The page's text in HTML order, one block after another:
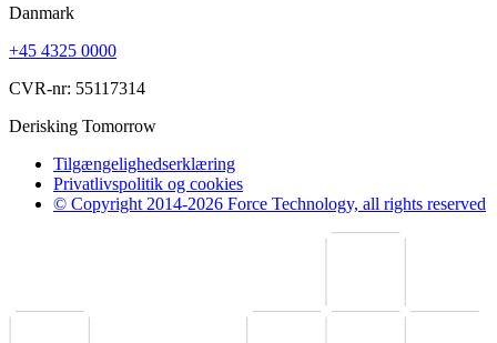
Danmark
+45 4325 0000
CVR-nr: 55117314
Derisking Tomorrow
Tilgængelighedserklæring
Privatlivspolitik og cookies
© Copyright 2014-2026 Force Technology, all rights reserved